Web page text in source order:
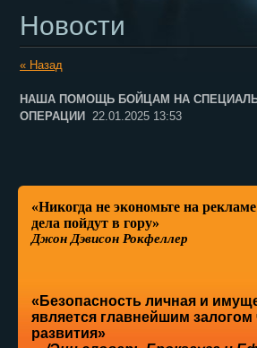
«Никогда не экономьте на
дела пойдут в гору»
Джон Дэвисон Рокфеллер
«Безопасность личная и
является главнейшим залогом
развития»
Новости
« Назад
НАША ПОМОЩЬ БОЙЦАМ НА
ОПЕРАЦИИ
22.01.2025 13:53